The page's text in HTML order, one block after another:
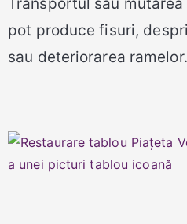
Transportul sau
pot produce fisuri,
sau deteriorarea ramelor.